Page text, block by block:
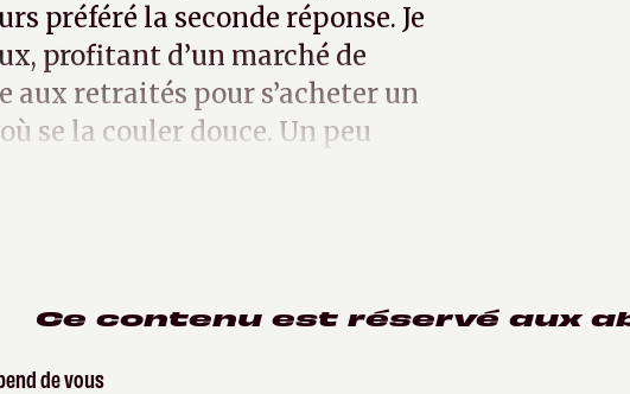
préféré la seconde réponse. Je
profitant d’un marché de
aux retraités pour s’acheter un
se la couler douce. Un peu
Ce contenu est réservé aux
de vous